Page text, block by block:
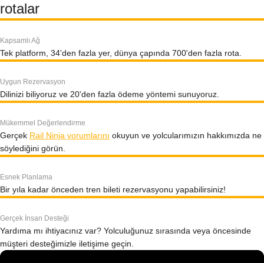
rotalar
Kapsamlı Ağ
Tek platform, 34'den fazla yer, dünya çapında 700'den fazla rota.
Uygun Rezervasyon
Dilinizi biliyoruz ve 20'den fazla ödeme yöntemi sunuyoruz.
Mükemmel Değerlendirme
Gerçek Rail Ninja yorumlarını okuyun ve yolcularımızın hakkımızda ne
söylediğini görün.
Esnek Planlama
Bir yıla kadar önceden tren bileti rezervasyonu yapabilirsiniz!
Gerçek İnsan Desteği
Yardıma mı ihtiyacınız var? Yolculuğunuz sırasında veya öncesinde
müşteri desteğimizle iletişime geçin.